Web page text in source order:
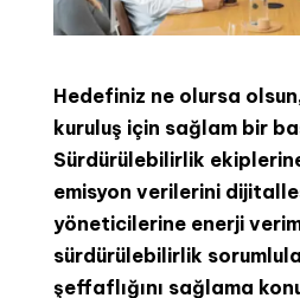
Hedefiniz ne olursa
kuruluş için sağlam bir
Sürdürülebilirlik
emisyon verilerini
yöneticilerine enerji
sürdürülebilirlik
şeffaflığını sağlama